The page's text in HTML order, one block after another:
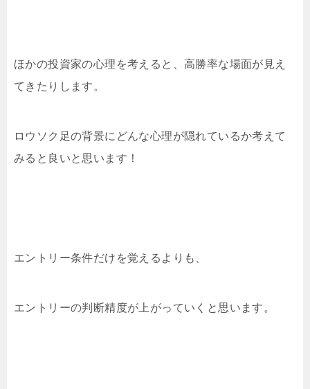
ほかの投資家の心理を考えると、高勝率な場面が見え
てきたりします。
ロウソク足の背景にどんな心理が隠れているか考えて
みると良いと思います！
エントリー条件だけを覚えるよりも、
エントリーの判断精度が上がっていくと思います。